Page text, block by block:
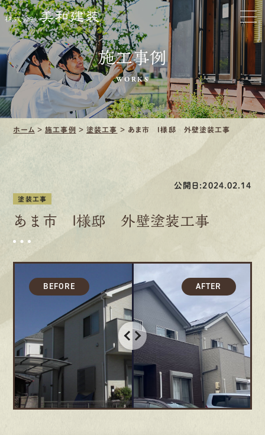
お家をきれいに
会社をきれいに
クリーニング
施工事例
口コミ・レビュー紹介
募集要項
先輩インタビュー
エントリー
有資格者が、無料建物診断いたします!!
施工事例
WORKS
ホーム >施工事例 >塗装工事 > あま市 I様邸 外壁塗装工事
公開日:2024.02.14
塗装工事
あま市 I様邸 外壁塗装工事